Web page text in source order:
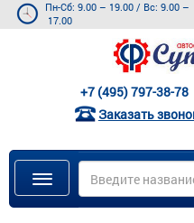
Пн-Сб: 9.00 – 19.00 / Вс: 9.00 –
17.00
+7 (495) 797-38-78
Заказать